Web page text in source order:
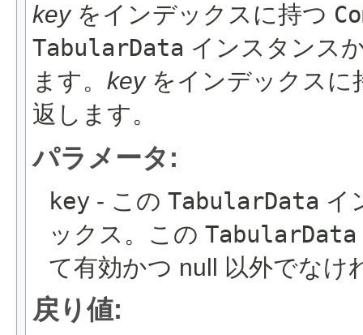
keyをインデックスに持つ
TabularData インスタンス
ます。 keyをインデックスに
返します。
パラメータ:
key - この TabularData イ
ックス。この TabularData
て有効かつ null 以外でなけ
戻り値: